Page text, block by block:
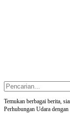
Temukan berbagai berita,
Perhubungan Udara